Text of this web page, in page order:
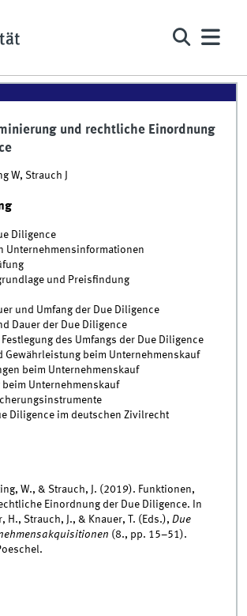
und rechtliche Einordnung
W, Strauch J
Diligence
Unternehmensinformationen
und Preisfindung
und Umfang der Due Diligence
Dauer der Due Diligence
des Umfangs der Due Diligence
Gewährleistung beim Unternehmenskauf
beim Unternehmenskauf
Unternehmenskauf
Diligence im deutschen Zivilrecht
W., & Strauch, J. (2019). Funktionen,
Einordnung der Due Diligence. In
H., Strauch, J., & Knauer, T. (Eds.),Due
(8., pp. 15–51).